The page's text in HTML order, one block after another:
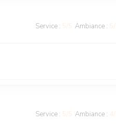
Service : Ambiance :
Service : Ambiance :